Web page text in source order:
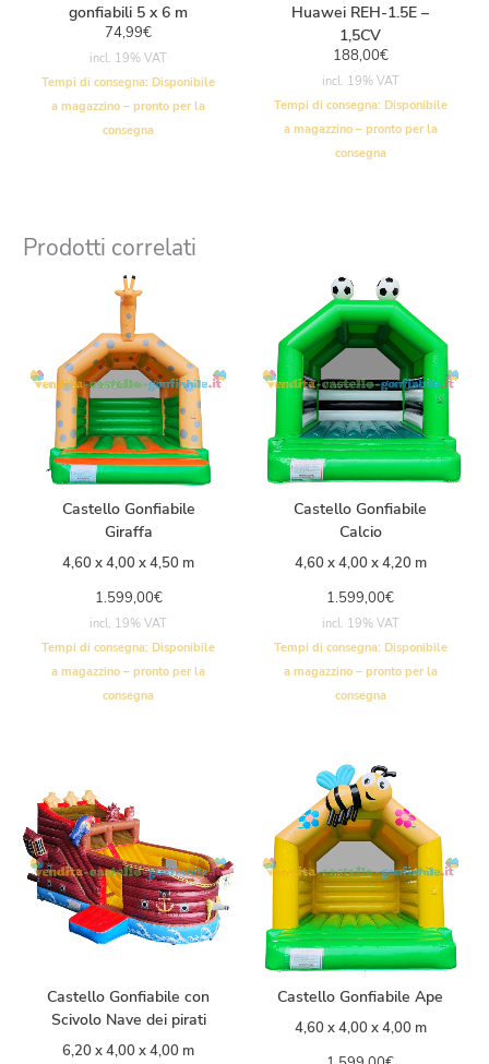
gonfiabili 5 x 6 m
74,99€
incl. 19% VAT
Tempi di consegna: Disponibile
a magazzino – pronto per la
consegna
Huawei REH-1.5E –
1,5CV
188,00€
incl. 19% VAT
Tempi di consegna: Disponibile
a magazzino – pronto per la
consegna
Prodotti correlati
Castello Gonfiabile
Giraffa
4,60 x 4,00 x 4,50 m
1.599,00€
incl. 19% VAT
Tempi di consegna: Disponibile
a magazzino – pronto per la
consegna
Castello Gonfiabile
Calcio
4,60 x 4,00 x 4,20 m
1.599,00€
incl. 19% VAT
Tempi di consegna: Disponibile
a magazzino – pronto per la
consegna
Castello Gonfiabile con
Scivolo Nave dei pirati
6,20 x 4,00 x 4,00 m
Castello Gonfiabile Ape
4,60 x 4,00 x 4,00 m